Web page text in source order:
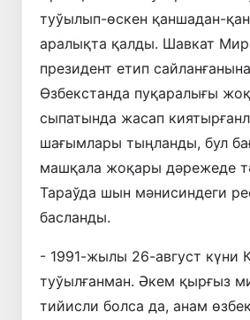
туўылып-өскен қаншадан-
аралықта қалды. Шавкат
президент етип
Өзбекстанда пуқаралығы
сыпатында жасап
шағымлары тыңланды, бул
машқала жоқары дәрежеде
Тараўда шын мәнисиндеги
басланды.
- 1991-жылы 26-август күни
туўылғанман. Әкем қырғыз
тийисли болса да, анам